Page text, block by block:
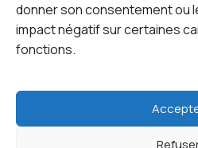
donner son consentement ou
impact négatif sur certaines
fonctions.